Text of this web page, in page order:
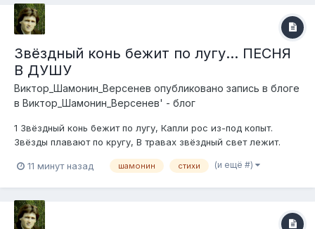
Звёздный конь бежит по лугу... ПЕСНЯ
В ДУШУ
Виктор_Шамонин_Версенев опубликовано запись в блоге
в Виктор_Шамонин_Версенев' - блог
1 Звёздный конь бежит по лугу, Капли рос из-под копыт.
Звёзды плавают по кругу, В травах звёздный свет лежит.
играется с волной, И между небом и землёю, Летает
11 минут назад шамонин стихи (и ещё #)